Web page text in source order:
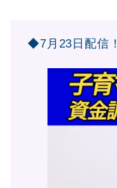
◆7月23日配信！